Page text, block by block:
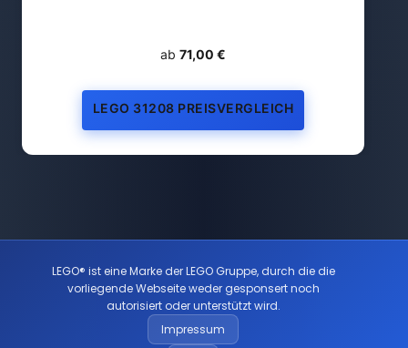
ab 71,00 €
LEGO 31208 PREISVERGLEICH
LEGO® ist eine Marke der LEGO Gruppe, durch die die
vorliegende Webseite weder gesponsert noch
autorisiert oder unterstützt wird.
Impressum